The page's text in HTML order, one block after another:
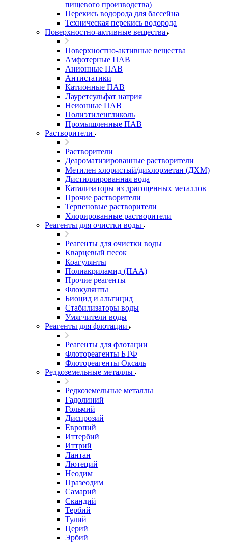
пищевого производства)
Перекись водорода для бассейна
Техническая перекись водорода
Поверхностно-активные вещества
Поверхностно-активные вещества
Амфотерные ПАВ
Анионные ПАВ
Антистатики
Катионные ПАВ
Лауретсульфат натрия
Неионные ПАВ
Полиэтиленгликоль
Промышленные ПАВ
Растворители
Растворители
Деароматизированные растворители
Метилен хлористый/дихлорметан (ДХМ)
Дистиллированная вода
Катализаторы из драгоценных металлов
Прочие растворители
Терпеновые растворители
Хлорированные растворители
Реагенты для очистки воды
Реагенты для очистки воды
Кварцевый песок
Коагулянты
Полиакриламид (ПАА)
Прочие реагенты
Флокулянты
Биоцид и альгицид
Стабилизаторы воды
Умягчители воды
Реагенты для флотации
Реагенты для флотации
Флотореагенты БТФ
Флотореагенты Оксаль
Редкоземельные металлы
Редкоземельные металлы
Гадолиний
Гольмий
Диспрозий
Европий
Иттербий
Иттрий
Лантан
Лютеций
Неодим
Празеодим
Самарий
Скандий
Тербий
Тулий
Церий
Эрбий